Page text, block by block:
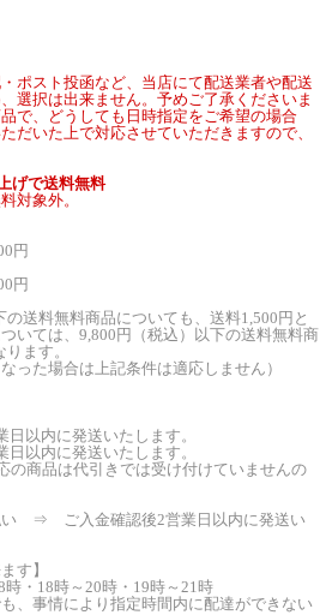
ポスト投函など、当店にて配送業者や配送
選択は出来ません。予めご了承くださいま
で、どうしても日時指定をご希望の場合
だいた上で対応させていただきますので、
げで送料無料
対象外。
円
円
送料無料商品についても、送料1,500円と
いては、9,800円（税込）以下の送料無料商
ます。
った場合は上記条件は適応しません）
以内に発送いたします。
以内に発送いたします。
は代引きでは受け付けていませんの
い ⇒ ご入金確認後2営業日以内に発送い
す】
・18時～20時・19時～21時
、事情により指定時間内に配達ができない